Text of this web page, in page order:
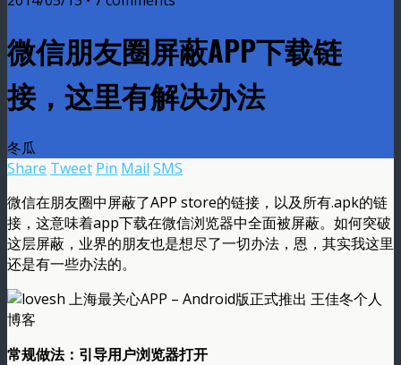
微信朋友圈屏蔽APP下载链
接，这里有解决办法
冬瓜
Share Tweet Pin Mail SMS
微信在朋友圈中屏蔽了APP store的链接，以及所有.apk的链
接，这意味着app下载在微信浏览器中全面被屏蔽。如何突破
这层屏蔽，业界的朋友也是想尽了一切办法，恩，其实我这里
还是有一些办法的。
常规做法：引导用户浏览器打开